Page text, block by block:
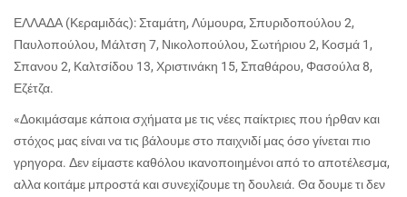
ΕΛΛΑΔΑ (Κεραμιδάς): Σταμάτη, Λύμουρα, Σπυριδοπούλου 2,
Παυλοπούλου, Μάλτση 7, Νικολοπούλου, Σωτήριου 2, Κοσμά 1,
Σπανου 2, Καλτσίδου 13, Χριστινάκη 15, Σπαθάρου, Φασούλα 8,
Εζέτζα.
«Δοκιμάσαμε κάποια σχήματα με τις νέες παίκτριες που ήρθαν και
στόχος μας είναι να τις βάλουμε στο παιχνιδί μας όσο γίνεται πιο
γρηγορα. Δεν είμαστε καθόλου ικανοποιημένοι από το αποτέλεσμα,
αλλα κοιτάμε μπροστά και συνεχίζουμε τη δουλειά. Θα δουμε τι δεν